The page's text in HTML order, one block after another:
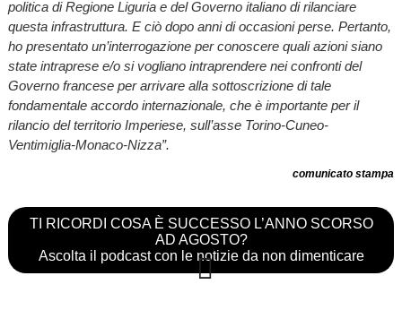
politica di Regione Liguria e del Governo italiano di rilanciare
questa infrastruttura. E ciò dopo anni di occasioni perse. Pertanto,
ho presentato un’interrogazione per conoscere quali azioni siano
state intraprese e/o si vogliano intraprendere nei confronti del
Governo francese per arrivare alla sottoscrizione di tale
fondamentale accordo internazionale, che è importante per il
rilancio del territorio Imperiese, sull’asse Torino-Cuneo-
Ventimiglia-Monaco-Nizza”.
comunicato stampa
TI RICORDI COSA È SUCCESSO L’ANNO SCORSO
AD AGOSTO?
Ascolta il podcast con le notizie da non dimenticare